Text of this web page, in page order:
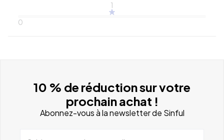
1
0
10 % de réduction sur votre
prochain achat !
Abonnez-vous à la newsletter de Sinful